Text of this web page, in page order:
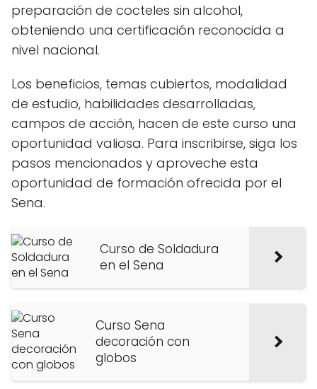
preparación de cocteles sin alcohol,
obteniendo una certificación reconocida a
nivel nacional.
Los beneficios, temas cubiertos, modalidad
de estudio, habilidades desarrolladas,
campos de acción, hacen de este curso una
oportunidad valiosa. Para inscribirse, siga los
pasos mencionados y aproveche esta
oportunidad de formación ofrecida por el
Sena.
Curso de Soldadura
en el Sena
Curso Sena
decoración con
globos